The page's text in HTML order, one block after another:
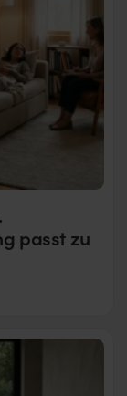
passt zu